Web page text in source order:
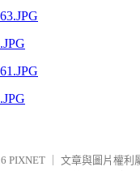
PIXNET
文章與圖片權利